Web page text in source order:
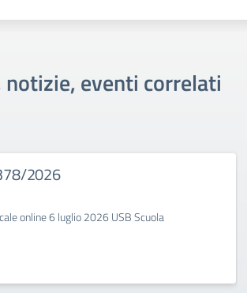
notizie, eventi correlati
2026
online 6 luglio 2026 USB Scuola